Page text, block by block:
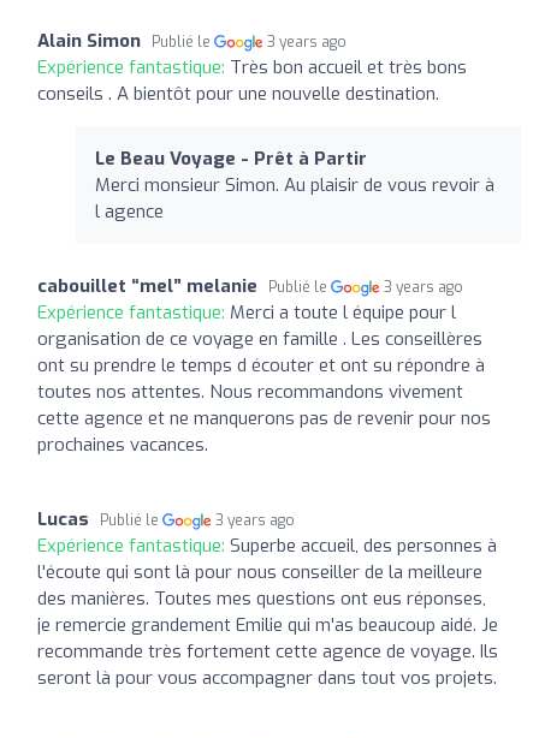
Alain Simon Publié le 3 years ago
Expérience fantastique: Très bon accueil et très bons
conseils . A bientôt pour une nouvelle destination.
Le Beau Voyage - Prêt à Partir
Merci monsieur Simon. Au plaisir de vous revoir à
l agence
cabouillet “mel” melanie Publié le 3 years ago
Expérience fantastique: Merci a toute l équipe pour l
organisation de ce voyage en famille . Les conseillères
ont su prendre le temps d écouter et ont su répondre à
toutes nos attentes. Nous recommandons vivement
cette agence et ne manquerons pas de revenir pour nos
prochaines vacances.
Lucas Publié le 3 years ago
Expérience fantastique: Superbe accueil, des personnes à
l'écoute qui sont là pour nous conseiller de la meilleure
des manières. Toutes mes questions ont eus réponses,
je remercie grandement Emilie qui m'as beaucoup aidé. Je
recommande très fortement cette agence de voyage. Ils
seront là pour vous accompagner dans tout vos projets.